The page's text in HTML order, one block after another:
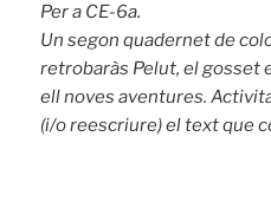
Per a CE-6a.
Un segon quadernet de
retrobaràs Pelut, el gosset
ell noves aventures.
(i/o reescriure) el text que